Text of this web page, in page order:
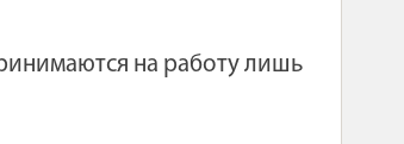
на работу лишь